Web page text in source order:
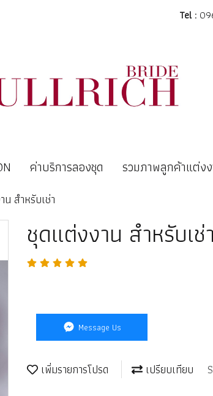
Tel :
ค่าบริการลองชุด รวมภาพลูกค้าแต่ง
สำหรับเช่า
ชุดแต่งงาน สำหรับเช่
Message Us
เพิ่มรายการโปรด เปรียบเทียบ